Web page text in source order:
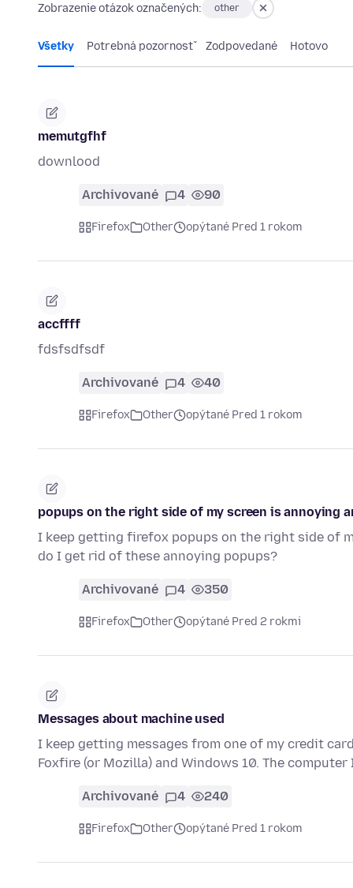
Zobrazenie otázok označených: other
Všetky Potrebná pozornosť Zodpovedané Hotovo
memutgfhf
downlood
Archivované 4 90
Firefox Other opýtané Pred 1 rokom
accffff
fdsfsdfsdf
Archivované 4 40
Firefox Other opýtané Pred 1 rokom
popups on the right side of my screen is annoying
I keep getting firefox popups on the right side of
do I get rid of these annoying popups?
Archivované 4 350
Firefox Other opýtané Pred 2 rokmi
Messages about machine used
I keep getting messages from one of my credit
Foxfire (or Mozilla) and Windows 10. The
Archivované 4 240
Firefox Other opýtané Pred 1 rokom